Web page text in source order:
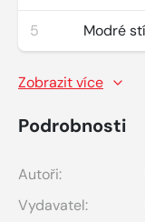
5 Modré
Zobrazit více
Podrobnosti
Autoři:
Vydavatel: